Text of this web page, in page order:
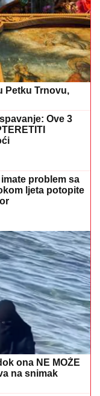
Petku Trnovu,
Ove 3
problem sa
ljeta potopite
ona NE MOŽE
na snimak